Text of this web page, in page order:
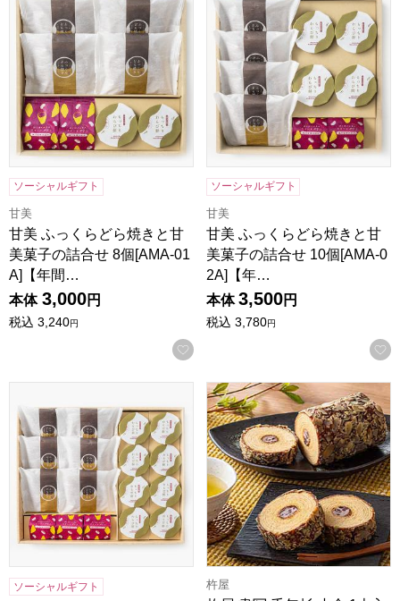
ソーシャルギフト
甘美
甘美 ふっくらどら焼きと甘
美菓子の詰合せ 8個[AMA-01
A]【年間…
本体 3,000円
税込 3,240円
お気に入りに登録する
ソーシャルギフト
甘美
甘美 ふっくらどら焼きと甘
美菓子の詰合せ 10個[AMA-0
2A]【年…
本体 3,500円
税込 3,780円
甘美 ふっくらどら焼きと甘美菓子の詰合せ 17個[AMA-04A]
ソーシャルギフト
杵屋 書写 千年杉 小倉 1本入
杵屋